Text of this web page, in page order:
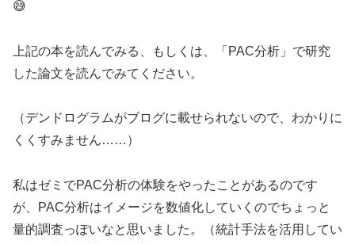
😅
上記の本を読んでみる、もしくは、「PAC分析」で研究
した論文を読んでみてください。
（デンドログラムがブログに載せられないので、わかりに
くくすみません……）
私はゼミでPAC分析の体験をやったことがあるのです
が、PAC分析はイメージを数値化していくのでちょっと
量的調査っぽいなと思いました。（統計手法を活用してい